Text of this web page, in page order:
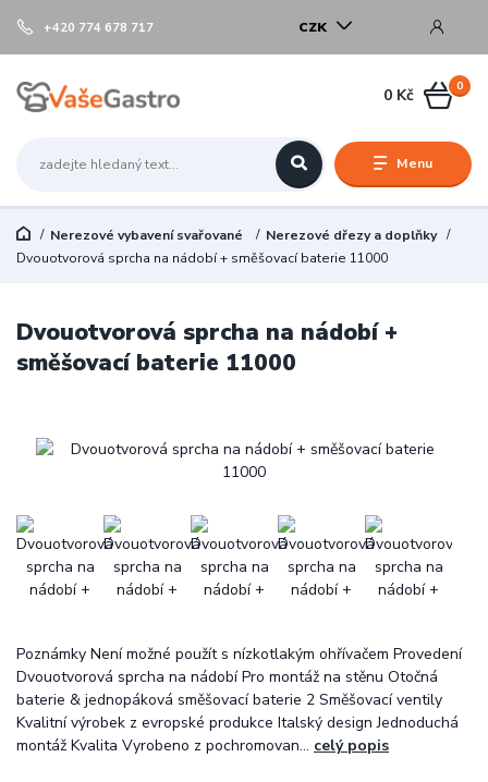
Menu
CZK
+420 774 678 717
0
0 Kč
Nerezové vybavení svařované
Nerezové dřezy a doplňky
Dvouotvorová sprcha na nádobí + směšovací baterie 11000
Dvouotvorová sprcha na nádobí +
směšovací baterie 11000
Poznámky Není možné použít s nízkotlakým ohřívačem Provedení
Dvouotvorová sprcha na nádobí Pro montáž na stěnu Otočná
baterie & jednopáková směšovací baterie 2 Směšovací ventily
Kvalitní výrobek z evropské produkce Italský design Jednoduchá
montáž Kvalita Vyrobeno z pochromovan... celý popis